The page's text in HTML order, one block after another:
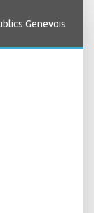
Genevois